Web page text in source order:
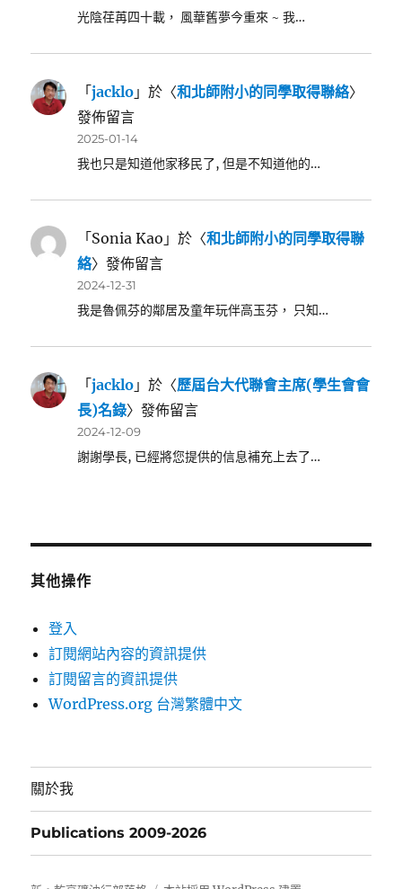
光陰荏苒四十載， 風華舊夢今重來 ~ 我…
「jacklo 」於〈和北師附小的同學取得聯絡〉
發佈留言
2025-01-14
我也只是知道他家移民了, 但是不知道他的…
「Sonia Kao 」於〈和北師附小的同學取得聯
絡〉發佈留言
2024-12-31
我是魯佩芬的鄰居及童年玩伴高玉芬， 只知…
「jacklo 」於〈歷屆台大代聯會主席(學生會會
長)名錄〉發佈留言
2024-12-09
謝謝學長, 已經將您提供的信息補充上去了…
其他操作
登入
訂閱網站內容的資訊提供
訂閱留言的資訊提供
WordPress.org 台灣繁體中文
關於我
Publications 2009-2026